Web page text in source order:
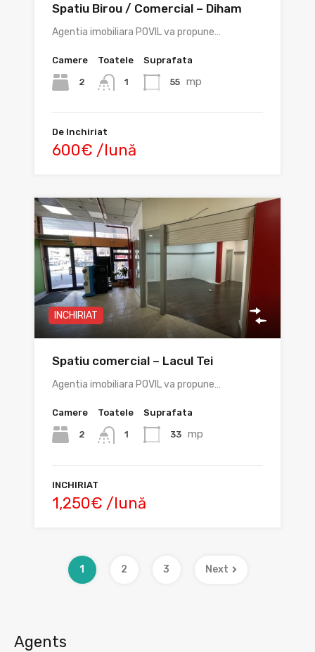
Spatiu Birou / Comercial – Diham
Agentia imobiliara POVIL va propune…
Camere
2
Toatele
1
Suprafata
55 mp
De Inchiriat
600€ /lună
INCHIRIAT
Spatiu comercial – Lacul Tei
Agentia imobiliara POVIL va propune…
Camere
2
Toatele
1
Suprafata
33 mp
INCHIRIAT
1,250€ /lună
1 2 3 Next
Agents